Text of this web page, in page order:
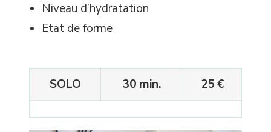
Niveau d’hydratation
Etat de forme
SOLO 30 min. 25 €